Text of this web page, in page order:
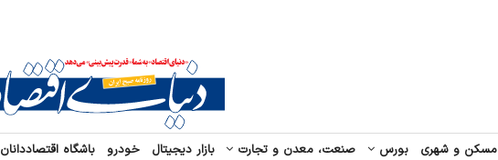
مسکن و شهری بورس صنعت، معدن و تجارت بازار دیجیتال خودرو باشگاه اقتصاددانان